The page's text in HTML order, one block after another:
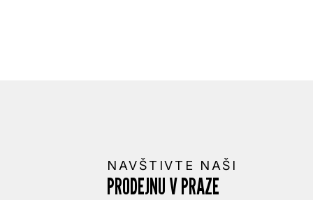
NAVŠTIVTE NAŠI
PRODEJNU V PRAZE